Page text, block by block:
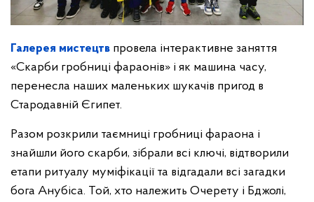
Галерея мистецтв провела інтерактивне заняття
«Скарби гробниці фараонів» і як машина часу,
перенесла наших маленьких шукачів пригод в
Стародавній Єгипет.
Разом розкрили таємниці гробниці фараона і
знайшли його скарби, зібрали всі ключі, відтворили
етапи ритуалу муміфікації та відгадали всі загадки
бога Анубіса. Той, хто належить Очерету і Бджолі,